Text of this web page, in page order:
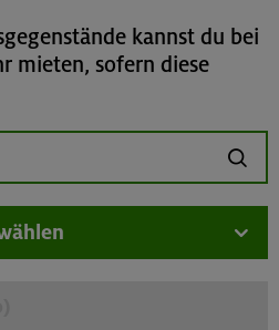
kannst du bei
mieten, sofern diese
suchen